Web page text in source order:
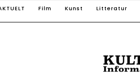
Film Kunst Litteratur